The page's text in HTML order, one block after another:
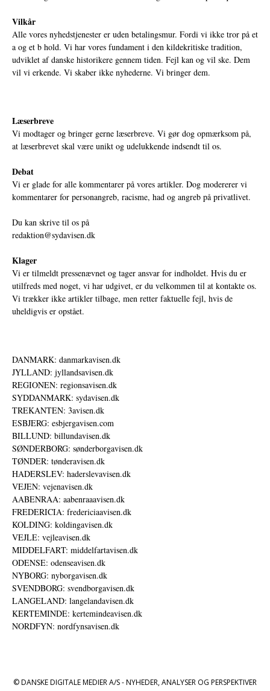
Vilkår
Alle vores nyhedstjenester er uden betalingsmur. Fordi vi ikke tror på et
a og et b hold. Vi har vores fundament i den kildekritiske tradition,
udviklet af danske historikere gennem tiden. Fejl kan og vil ske. Dem
vil vi erkende. Vi skaber ikke nyhederne. Vi bringer dem.
Læserbreve
Vi modtager og bringer gerne læserbreve. Vi gør dog opmærksom på,
at læserbrevet skal være unikt og udelukkende indsendt til os.
Debat
Vi er glade for alle kommentarer på vores artikler. Dog modererer vi
kommentarer for personangreb, racisme, had og angreb på privatlivet.
Du kan skrive til os på
redaktion@sydavisen.dk
Klager
Vi er tilmeldt pressenævnet og tager ansvar for indholdet. Hvis du er
utilfreds med noget, vi har udgivet, er du velkommen til at kontakte os.
Vi trækker ikke artikler tilbage, men retter faktuelle fejl, hvis de
uheldigvis er opstået.
DANMARK: danmarkavisen.dk
JYLLAND: jyllandsavisen.dk
REGIONEN: regionsavisen.dk
SYDDANMARK: sydavisen.dk
TREKANTEN: 3avisen.dk
ESBJERG: esbjergavisen.com
BILLUND: billundavisen.dk
SØNDERBORG: sønderborgavisen.dk
TØNDER: tønderavisen.dk
HADERSLEV: haderslevavisen.dk
VEJEN: vejenavisen.dk
AABENRAA: aabenraaavisen.dk
FREDERICIA: fredericiaavisen.dk
KOLDING: koldingavisen.dk
VEJLE: vejleavisen.dk
MIDDELFART: middelfartavisen.dk
ODENSE: odenseavisen.dk
NYBORG: nyborgavisen.dk
SVENDBORG: svendborgavisen.dk
LANGELAND: langelandavisen.dk
KERTEMINDE: kertemindeavisen.dk
NORDFYN: nordfynsavisen.dk
© DANSKE DIGITALE MEDIER A/S - NYHEDER, ANALYSER OG PERSPEKTIVER